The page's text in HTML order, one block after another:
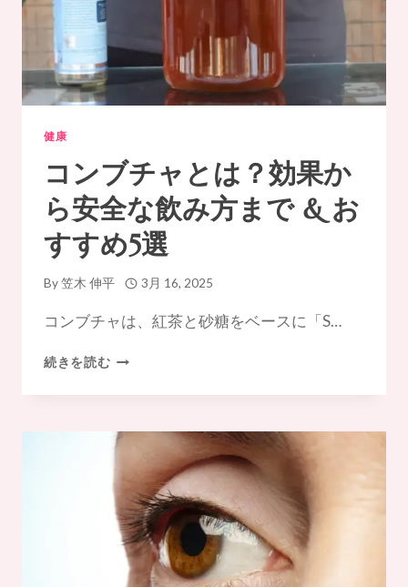
健康
コンブチャとは？効果か
ら安全な飲み方まで & お
すすめ5選
By笠木 伸平 3月 16, 2025
コンブチャは、紅茶と砂糖をベースに「S…
続きを読むコ
ブ
ャ
効
果
か
ら